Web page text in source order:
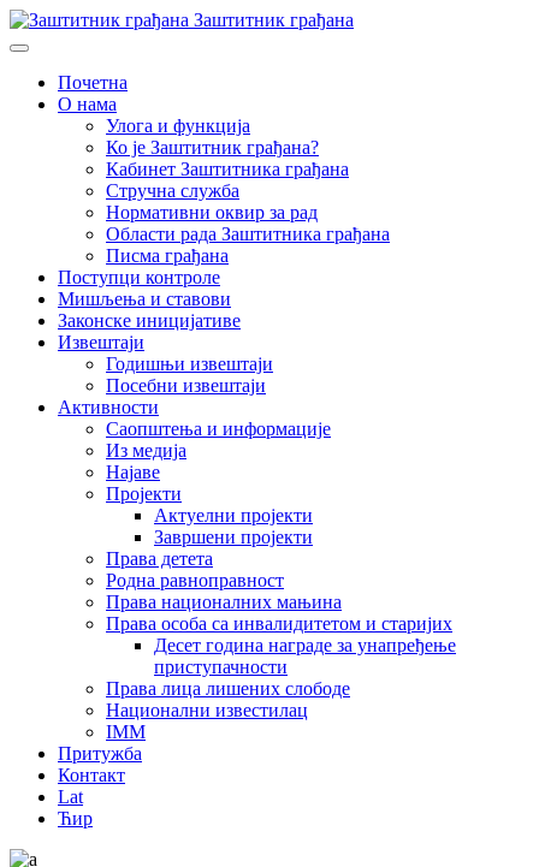
Заштитник грађана
Почетна
О нама
Улога и функција
Ко је Заштитник грађана?
Кабинет Заштитника грађана
Стручна служба
Нормативни оквир за рад
Области рада Заштитника грађана
Писма грађана
Поступци контроле
Мишљења и ставови
Законске иницијативе
Извештаји
Годишњи извештаји
Посебни извештаји
Активности
Саопштења и информације
Из медија
Најаве
Пројекти
Актуелни пројекти
Завршени пројекти
Права детета
Родна равноправност
Права националних мањина
Права особа са инвалидитетом и старијих
Десет година награде за унапређење
приступачности
Права лица лишених слободе
Национални известилац
IMM
Притужба
Контакт
Lat
Ћир